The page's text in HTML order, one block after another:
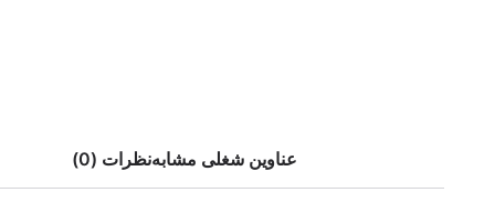
عناوین شغلی مشابهنظرات (0)